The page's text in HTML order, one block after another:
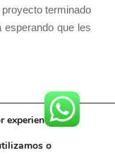
terminado
que les
experiencia en
o